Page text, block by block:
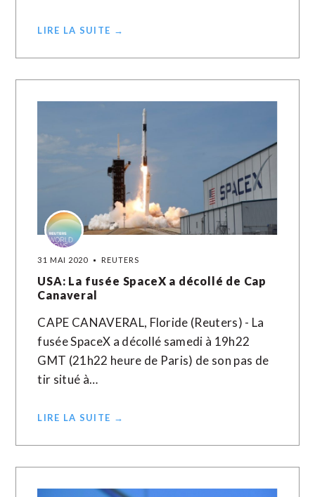
LIRE LA SUITE →
31 MAI 2020 REUTERS
USA: La fusée SpaceX a décollé de Cap
Canaveral
CAPE CANAVERAL, Floride (Reuters) - La
fusée SpaceX a décollé samedi à 19h22
GMT (21h22 heure de Paris) de son pas de
tir situé à…
LIRE LA SUITE →